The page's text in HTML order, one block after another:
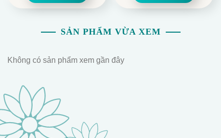
SẢN PHẨM VỪA XEM
Không có sản phẩm xem gần đây